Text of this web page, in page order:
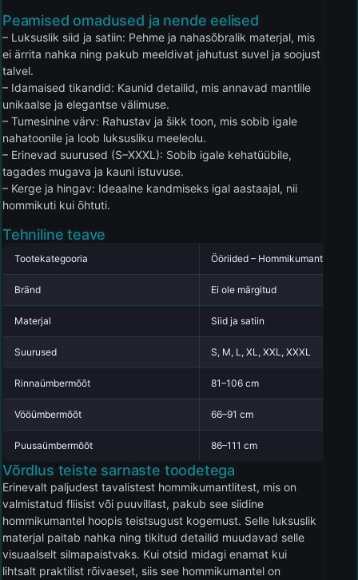
Peamised omadused ja nende eelised
– Luksuslik siid ja satiin: Pehme ja nahasõbralik materjal, mis
ei ärrita nahka ning pakub meeldivat jahutust suvel ja soojust
talvel.
– Idamaised tikandid: Kaunid detailid, mis annavad mantlile
unikaalse ja elegantse välimuse.
– Tumesinine värv: Rahustav ja šikk toon, mis sobib igale
nahatoonile ja loob luksusliku meeleolu.
– Erinevad suurused (S–XXXL): Sobib igale kehatüübile,
tagades mugava ja kauni istuvuse.
– Kerge ja hingav: Ideaalne kandmiseks igal aastaajal, nii
hommikuti kui õhtuti.
Tehniline teave
Tootekategooria Ööriided – Hommikumantlid
Bränd Ei ole märgitud
Materjal Siid ja satiin
Suurused S, M, L, XL, XXL, XXXL
Rinnaümbermõõt 81–106 cm
Vööümbermõõt 66–91 cm
Puusaümbermõõt 86–111 cm
Võrdlus teiste sarnaste toodetega
Erinevalt paljudest tavalistest hommikumantlitest, mis on
valmistatud fliisist või puuvillast, pakub see siidine
hommikumantel hoopis teistsugust kogemust. Selle luksuslik
materjal paitab nahka ning tikitud detailid muudavad selle
visuaalselt silmapaistvaks. Kui otsid midagi enamat kui
lihtsalt praktilist rõivaeset, siis see hommikumantel on